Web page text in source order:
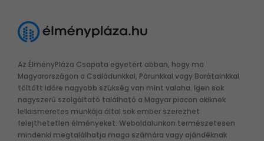
Az ÉlményPláza Csapata egyetért abban, hogy ma
Magyarországon a Családunkkal, Párunkkal vagy Barátainkkal
töltött időre nagyobb szükség van mint valaha. Igen sok
nagyszerű szolgáltató található a Magyar piacon akiknek
lelkiismeretes munkája által sok ember szerezhet
felejthetetlen élményeket. Weboldalunkon természetesen
mindenki megtalálhatja maga számára vagy ajándéknak